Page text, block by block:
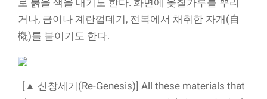
거나, 금이나 계란껍데기, 전복에서 채취한 자개(自
槪)를 붙이기도 한다.
[▲ 신창세기(Re-Genesis)] All these materials that